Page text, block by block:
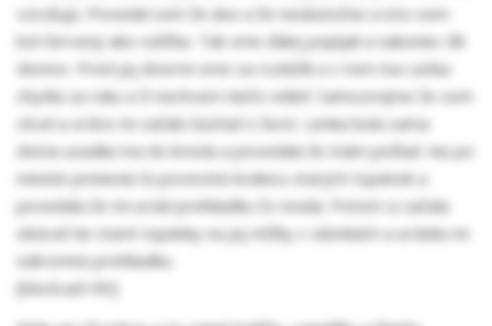
vzrušujú. Povedal som že áno a že neskutočne a isto som
bol červený ako ružička. Tak sme ďalej popíjali a nakoniec išli
domov. Pred jej dvermi sme sa rozlúčili a v tom ma Lenka
chytila za ruku a či nechcem niečo vidieť. Samozrejme že som
chcel a srdce mi začalo búchať o život. Lenka bola sama
doma usadila ma do kresla a povedala že mám počkať. Asi po
minúte priniesla tú povestnú krabicu starých topánok a
povedala že mi urobí prehliadku čo nosila. Potom si začala
obúvať tie staré topánky na jej nôžky v silonkách a urobila mi
súkromnú prehliadku.
[block:ad=90]